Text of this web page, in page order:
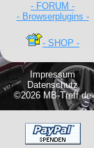
- FORUM -
- Browserplugins -
- SHOP -
Impressum
Datenschutz
©2026 MB-Treff.de